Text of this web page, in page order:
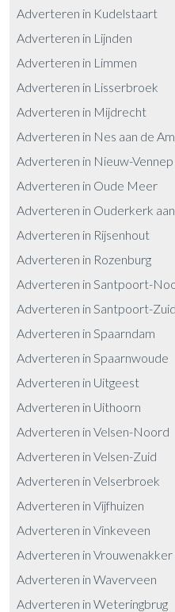
Adverteren in Kudelstaart
Adverteren in Lijnden
Adverteren in Limmen
Adverteren in Lisserbroek
Adverteren in Mijdrecht
Adverteren in Nes aan de
Adverteren in Nieuw-Vennep
Adverteren in Oude Meer
Adverteren in Ouderkerk
Adverteren in Rijsenhout
Adverteren in Rozenburg
Adverteren in Santpoort-
Adverteren in Santpoort-Zuid
Adverteren in Spaarndam
Adverteren in Spaarnwoude
Adverteren in Uitgeest
Adverteren in Uithoorn
Adverteren in Velsen-Noord
Adverteren in Velsen-Zuid
Adverteren in Velserbroek
Adverteren in Vijfhuizen
Adverteren in Vinkeveen
Adverteren in Vrouwenakker
Adverteren in Waverveen
Adverteren in Weteringbrug